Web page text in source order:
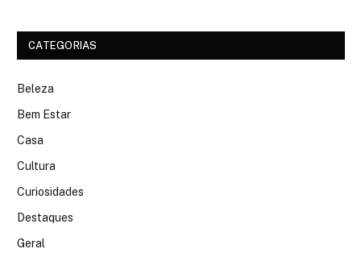
CATEGORIAS
Beleza
Bem Estar
Casa
Cultura
Curiosidades
Destaques
Geral